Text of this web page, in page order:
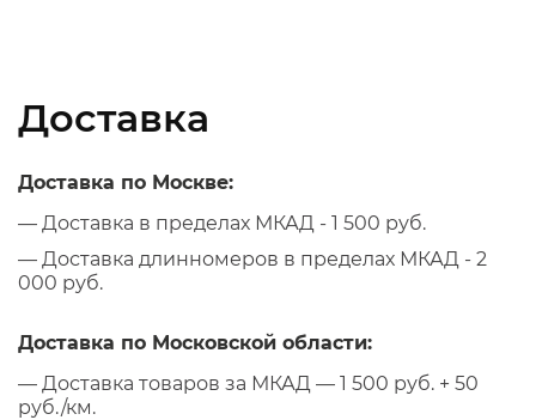
Доставка
Доставка по Москве:
— Доставка в пределах МКАД - 1 500 руб.
— Доставка длинномеров в пределах МКАД - 2
000 руб.
Доставка по Московской области:
— Доставка товаров за МКАД — 1 500 руб. + 50
руб./км.